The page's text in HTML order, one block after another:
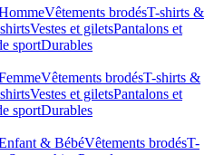
Vêtements brodésT-shirts &
Vestes et giletsPantalons et
sportDurables
Vêtements brodésT-shirts &
Vestes et giletsPantalons et
sportDurables
& BébéVêtements brodésT-